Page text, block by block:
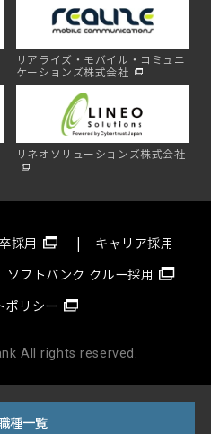
種一覧
リアライズ・モバイル・コミュニ
ケーションズ株式会社
リネオソリューションズ株式会社
採用
キャリア採用
ソフトバンク クルー採用
ポリシー
All rights reserved.